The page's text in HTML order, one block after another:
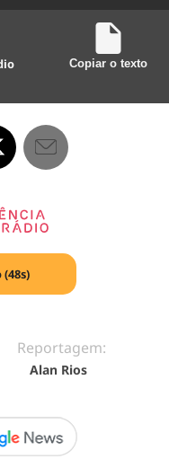
Copiar o texto
Reportagem:
Alan Rios